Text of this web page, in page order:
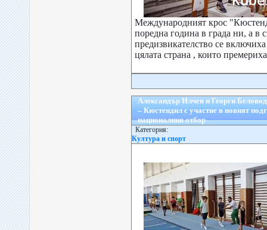
Международният крос
поредна година в града ни, а в
предизвикателство се
цялата страна , които
Александър Илчев и Георги
– Кюстендил с участие в новият
националния отбор
Категория:
Култура и спорт